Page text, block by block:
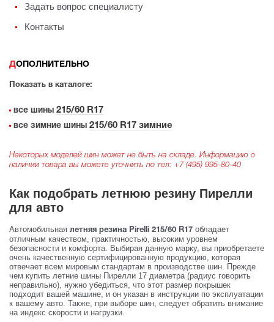
Задать вопрос специалисту
Контакты
ДОПОЛНИТЕЛЬНО
Показать в каталоге:
все шины 215/60 R17
все зимние шины 215/60 R17 зимние
Некоторых моделей шин может не быть на складе. Информацию о
наличии товара вы можете уточнить по тел: +7 (495) 995-80-40
Как подобрать летнюю резину Пирелли
для авто
Автомобильная летняя резина Pirelli 215/60 R17 обладает
отличным качеством, практичностью, высоким уровнем
безопасности и комфорта. Выбирая данную марку, вы приобретаете
очень качественную сертифицированную продукцию, которая
отвечает всем мировым стандартам в производстве шин. Прежде
чем купить летние шины Пирелли 17 диаметра (радиус говорить
неправильно), нужно убедиться, что этот размер покрышек
подходит вашей машине, и он указан в инструкции по эксплуатации
к вашему авто. Также, при выборе шин, следует обратить внимание
на индекс скорости и нагрузки.